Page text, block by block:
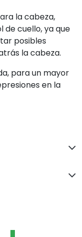
la cabeza,
cuello, ya que
posibles
la cabeza.
para un mayor
en la